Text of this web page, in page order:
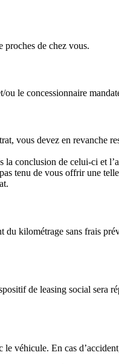
proches de chez vous.
le concessionnaire
vous devez en revanche
conclusion de celui-ci et
tenu de vous offrir une
kilométrage sans frais
de leasing social sera
véhicule. En cas